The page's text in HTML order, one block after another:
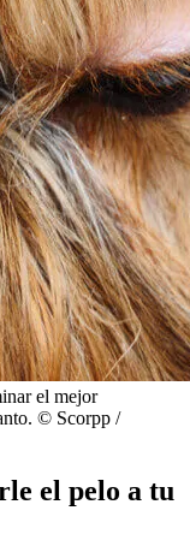
el mejor
© Scorpp /
el pelo a tu